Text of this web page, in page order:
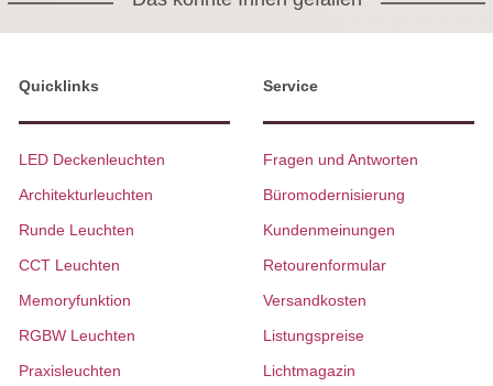
Quicklinks
LED Deckenleuchten
Architekturleuchten
Runde Leuchten
CCT Leuchten
Memoryfunktion
RGBW Leuchten
Praxisleuchten
Service
Fragen und Antworten
Büromodernisierung
Kundenmeinungen
Retourenformular
Versandkosten
Listungspreise
Lichtmagazin